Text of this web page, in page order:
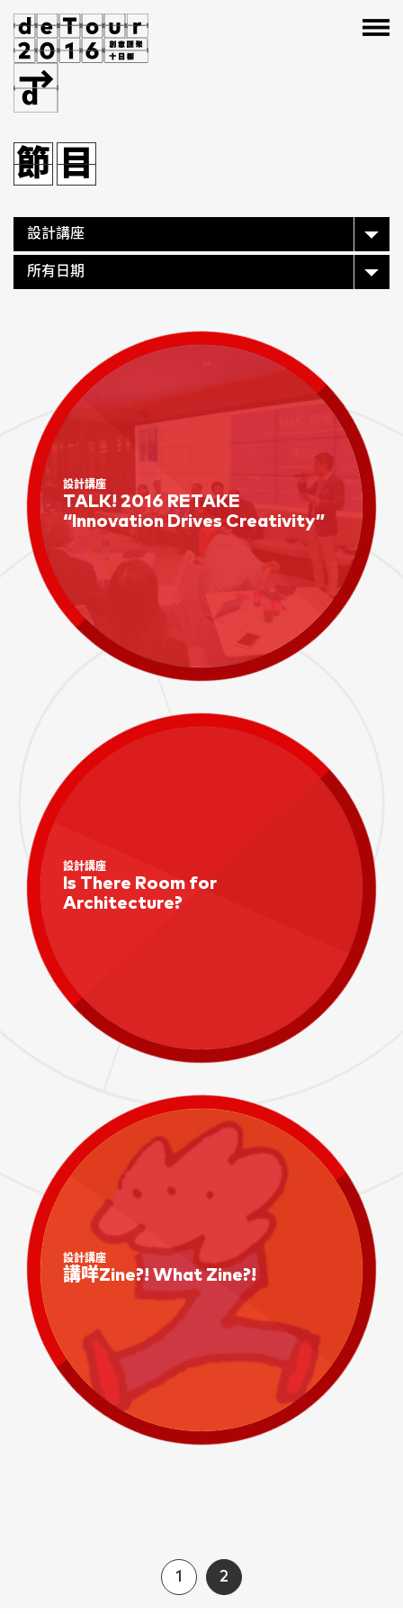
節
節
節
節 目
目
目
目
設計講座
TALK! 2016 RETAKE
“Innovation Drives Creativity”
設計講座
Is There Room for
Architecture?
設計講座
講咩Zine?! What Zine?!
1 2